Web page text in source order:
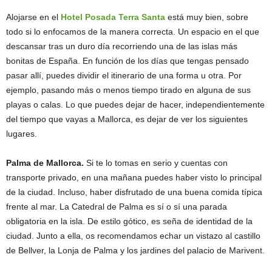
Alojarse en el Hotel Posada Terra Santa está muy bien, sobre
todo si lo enfocamos de la manera correcta. Un espacio en el que
descansar tras un duro día recorriendo una de las islas más
bonitas de España. En función de los días que tengas pensado
pasar allí, puedes dividir el itinerario de una forma u otra. Por
ejemplo, pasando más o menos tiempo tirado en alguna de sus
playas o calas. Lo que puedes dejar de hacer, independientemente
del tiempo que vayas a Mallorca, es dejar de ver los siguientes
lugares.
Palma de Mallorca. Si te lo tomas en serio y cuentas con
transporte privado, en una mañana puedes haber visto lo principal
de la ciudad. Incluso, haber disfrutado de una buena comida típica
frente al mar. La Catedral de Palma es sí o sí una parada
obligatoria en la isla. De estilo gótico, es seña de identidad de la
ciudad. Junto a ella, os recomendamos echar un vistazo al castillo
de Bellver, la Lonja de Palma y los jardines del palacio de Marivent.